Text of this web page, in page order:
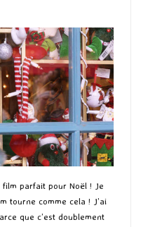
parfait pour Noël ! Je
tourne comme cela ! J’ai
que c’est doublement